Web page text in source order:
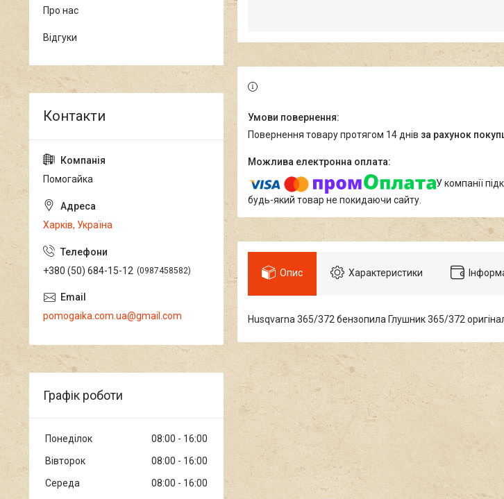
повернення товару протягом 14 днів за рахунок
У компанії
будь-який товар не покидаючи сайту.
Опис Характеристики
Husqvarna 365/372 бензопила Глушник 365/372
Про нас
Відгуки
Помогайка
Харків, Україна
+380 (50) 684-15-12 0987458582
pomogaika.com.ua@gmail.com
Графік роботи
Понеділок 08:00
16:00
Вівторок
08:00
16:00
Середа
08:00 16:00